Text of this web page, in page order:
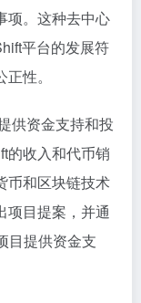
项。这种去中心
平台的发展符
性。
供资金支持和投
的收入和代币销
币和区块链技术
项目提案，并通
目提供资金支